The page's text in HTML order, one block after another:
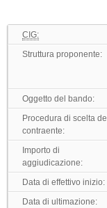
CIG:
Struttura proponente:
Oggetto del bando:
Procedura di scelta del
contraente:
Importo di
aggiudicazione:
Data di effettivo inizio:
Data di ultimazione: